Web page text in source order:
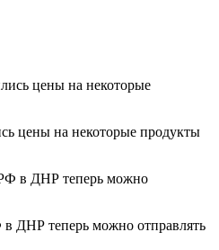
цены на некоторые продукты
ДНР теперь можно отправлять